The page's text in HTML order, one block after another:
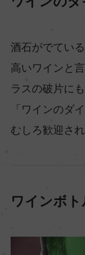
酒石がでてい
高いワインと
ラスの破片に
「ワインのダ
むしろ歓迎さ
ワインボ